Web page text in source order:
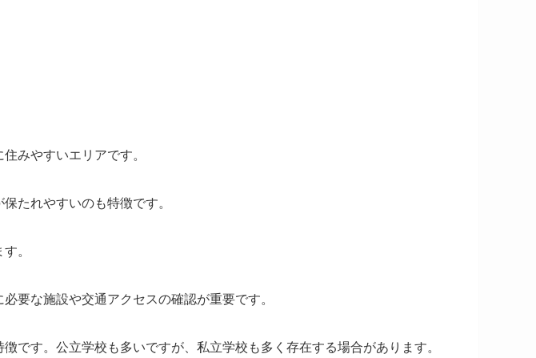
みやすいエリアです。
たれやすいのも特徴です。
。
要な施設や交通アクセスの確認が重要です。
す。公立学校も多いですが、私立学校も多く存在する場合があります。